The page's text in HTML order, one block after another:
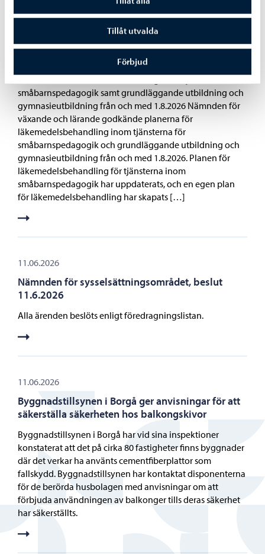
Tillåt utvalda
Förbjud
Nämnden för växande och lärande, beslut
Planerna för läkemedelsbehandling inom tjänsterna för
småbarnspedagogik samt grundläggande utbildning och
gymnasieutbildning från och med 1.8.2026 Nämnden för
växande och lärande godkände planerna för
läkemedelsbehandling inom tjänsterna för
småbarnspedagogik och grundläggande utbildning och
gymnasieutbildning från och med 1.8.2026. Planen för
läkemedelsbehandling för tjänsterna inom
småbarnspedagogik har uppdaterats, och en egen plan
för läkemedelsbehandling har skapats […]
11.06.2026
Nämnden för sysselsättningsområdet, beslut
11.6.2026
Alla ärenden beslöts enligt föredragningslistan.
11.06.2026
Byggnadstillsynen i Borgå ger anvisningar för att
säkerställa säkerheten hos balkongskivor
Byggnadstillsynen i Borgå har vid sina inspektioner
konstaterat att det på cirka 80 fastigheter finns byggnader
där det verkar ha använts cementfiberplattor som
fallskydd. Byggnadstillsynen har kontaktat disponenterna
för de berörda husbolagen med anvisningar om att
förbjuda användningen av balkonger tills deras säkerhet
har säkerställts.